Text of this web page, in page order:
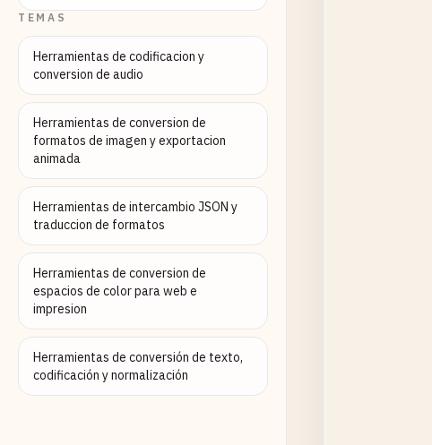
TEMAS
Herramientas de codificacion y
conversion de audio
Herramientas de conversion de
formatos de imagen y exportacion
animada
Herramientas de intercambio JSON y
traduccion de formatos
Herramientas de conversion de
espacios de color para web e
impresion
Herramientas de conversión de texto,
codificación y normalización